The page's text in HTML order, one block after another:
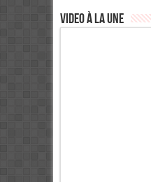
Video à la Une